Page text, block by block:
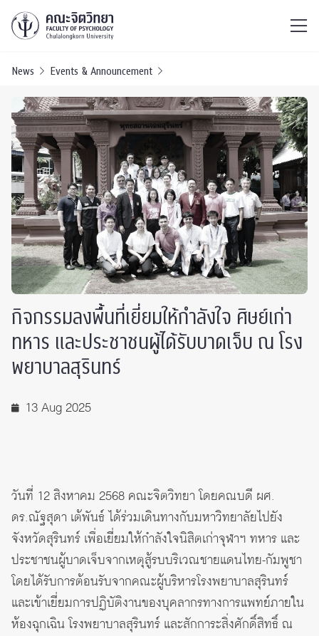
News Events & Announcement
กิจกรรมลงพื้นที่เยี่ยมให้กำลังใจ ศิษย์เก่า
ทหาร และประชาชนผู้ได้รับบาดเจ็บ ณ โรง
พยาบาลสุรินทร์
13 Aug 2025
วันที่ 12 สิงหาคม 2568 คณะจิตวิทยา โดยคณบดี ผศ.
ดร.ณัฐสุดา เต้พันธ์ ได้ร่วมเดินทางกับมหาวิทยาลัยไปยัง
จังหวัดสุรินทร์ เพื่อเยี่ยมให้กำลังใจนิสิตเก่าจุฬาฯ ทหาร และ
ประชาชนผู้บาดเจ็บจากเหตุสู้รบบริเวณชายแดนไทย-กัมพูชา
โดยได้รับการต้อนรับจากคณะผู้บริหารโรงพยาบาลสุรินทร์
และเข้าเยี่ยมการปฏิบัติงานของบุคลากรทางการแพทย์ภายใน
ห้องฉุกเฉิน โรงพยาบาลสุรินทร์ และสักการะสิ่งศักดิ์สิทธิ์ ณ